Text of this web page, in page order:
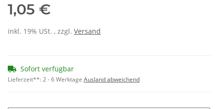
1,05 €
inkl. 19% USt. , zzgl. Versand
Sofort verfügbar
Lieferzeit**:2 - 6 Werktage Ausland abweichend